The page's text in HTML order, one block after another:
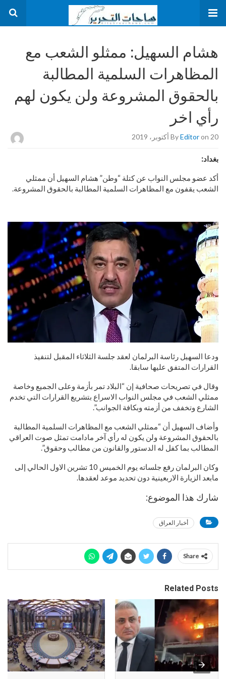
هشام السهيل: ممثلو الشعب مع
المظاهرات السلمية المطالبة
بالحقوق المشروعة ولن يكون لهم
رأي اخر
ByEditoron 20 أكتوبر، 2019
بغداد:
أكد عضو مجلس النواب عن كتلة “وطن” هشام السهيل أن ممثلي
الشعب يقفون مع المظاهرات السلمية المطالبة بالحقوق المشروعة.
ودعا السهيل رئاسة البرلمان لعقد جلسة الثلاثاء المقبل لتنفيذ
القرارات المتفق عليها سابقا.
وقال في تصريحات صحافية إن “البلاد تمر بأزمة وعلى الجميع وخاصة
ممثلي الشعب في مجلس النواب الاسراع بتشريع القرارات التي تخدم
الشارع وتخفف من أزمته وبكافة الجوانب”.
وأضاف السهيل أن “ممثلي الشعب مع المظاهرات السلمية المطالبة
بالحقوق المشروعة ولن يكون له رأي آخر مادامت تمثل صوت العراقي
المطالب بما كفل له الدستور والقانون من مطالب وحقوق”.
وكان البرلمان رفع جلساته يوم الخميس 10 تشرين الاول الحالي إلى
مابعد الزيارة الاربعينية دون تحديد موعد لعقدها.
شارك هذا الموضوع:
أخبار العراق
Share
Related Posts